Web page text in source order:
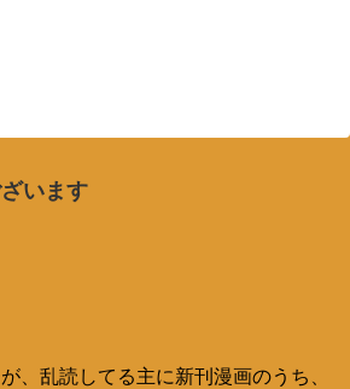
います
、乱読してる主に新刊漫画のうち、